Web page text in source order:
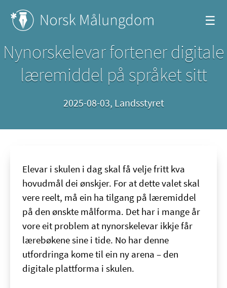
☰
Nynorskelevar fortener digitale
læremiddel på språket sitt
2025-08-03, Landsstyret
Elevar i skulen i dag skal få velje fritt kva
hovudmål dei ønskjer. For at dette valet skal
vere reelt, må ein ha tilgang på læremiddel
på den ønskte målforma. Det har i mange år
vore eit problem at nynorskelevar ikkje får
lærebøkene sine i tide. No har denne
utfordringa kome til ein ny arena – den
digitale plattforma i skulen.